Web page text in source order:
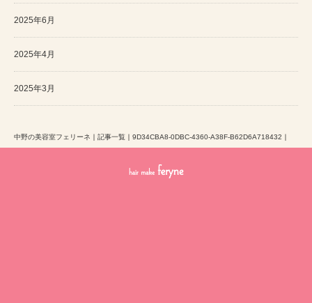
2025年6月
2025年4月
2025年3月
中野の美容室フェリーネ ｜ 記事一覧 ｜ 9D34CBA8-0DBC-4360-A38F-B62D6A718432 ｜